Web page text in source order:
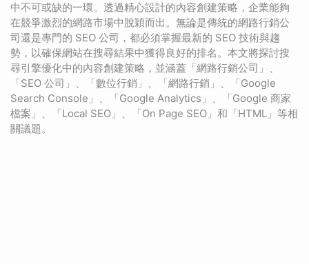
中不可或缺的一環。透過精心設計的內容創建策略，企業能夠
在競爭激烈的網路市場中脫穎而出。無論是傳統的網路行銷公
司還是專門的 SEO 公司，都必須掌握最新的 SEO 技術與趨
勢，以確保網站在搜尋結果中獲得良好的排名。本文將探討搜
尋引擎優化中的內容創建策略，並涵蓋「網路行銷公司」、
「SEO 公司」、「數位行銷」、「網路行銷」、「Google
Search Console」、「Google Analytics」、「Google 商家
檔案」、「Local SEO」、「On Page SEO」和「HTML」等相
關議題。